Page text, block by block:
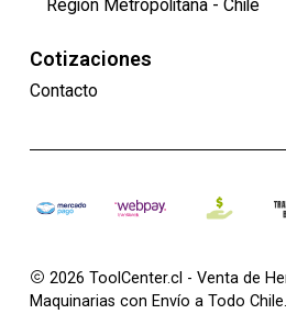
Región Metropolitana - Chile
Cotizaciones
Contacto
2026 ToolCenter.cl - Venta de
Maquinarias con Envío a Todo Chile.